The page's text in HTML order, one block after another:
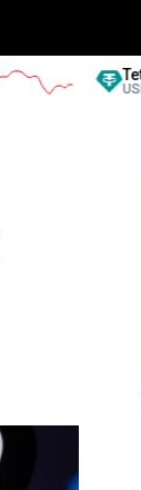
Tether
USDT